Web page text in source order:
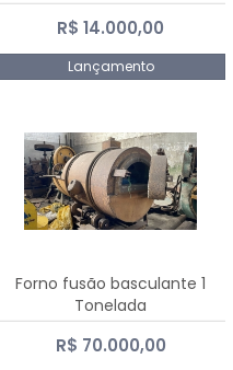
R$ 14.000,00
Lançamento
Forno fusão basculante 1
Tonelada
R$ 70.000,00